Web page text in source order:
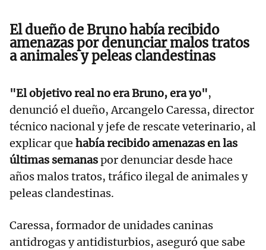
El dueño de Bruno había recibido
amenazas por denunciar malos tratos
a animales y peleas clandestinas
"El objetivo real no era Bruno, era yo",
denunció el dueño, Arcangelo Caressa, director
técnico nacional y jefe de rescate veterinario, al
explicar que había recibido amenazas en las
últimas semanaspor denunciar desde hace
años malos tratos, tráfico ilegal de animales y
peleas clandestinas.
Caressa, formador de unidades caninas
antidrogas y antidisturbios, aseguró que sabe